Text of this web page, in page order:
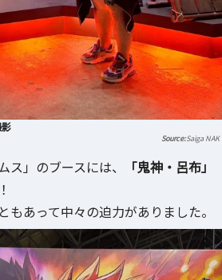
Saiga NAK
ス」のブースには、
「鬼神・呂布」
もあって中々の迫力がありました。